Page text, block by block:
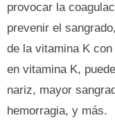
provocar la
prevenir el
de la vitamina K
en vitamina K,
nariz, mayor
hemorragia, y más.